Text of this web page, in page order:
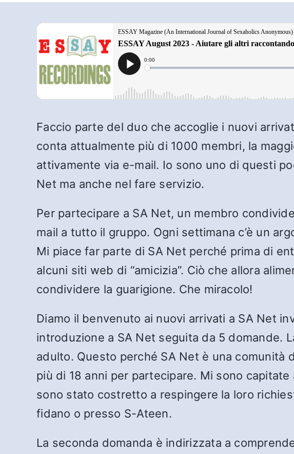
Faccio parte del duo che accoglie i nuovi
conta attualmente più di 1000 membri, la
attivamente via e-mail. Io sono uno di questi
Net ma anche nel fare servizio.
Per partecipare a SA Net, un membro
mail a tutto il gruppo. Ogni settimana c’è un
Mi piace far parte di SA Net perché prima di
alcuni siti web di “amicizia”. Ciò che allora
condividere la guarigione. Che miracolo!
Diamo il benvenuto ai nuovi arrivati a SA Net
introduzione a SA Net seguita da 5 domande.
adulto. Questo perché SA Net è una
più di 18 anni per partecipare. Mi sono
sono stato costretto a respingere la loro
fidano o presso S-Ateen.
La seconda domanda è indirizzata a